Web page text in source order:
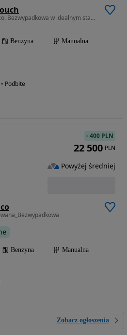
998 cm3 • 69 KM • TRD-Sparco. Bezwypadkowa w idealnym stanie,
Benzyna
Manualna
Podbite
Benzyna
Manualna
Zobacz ogłoszenia
-400 PLN
22 500 PLN
Powyżej średniej